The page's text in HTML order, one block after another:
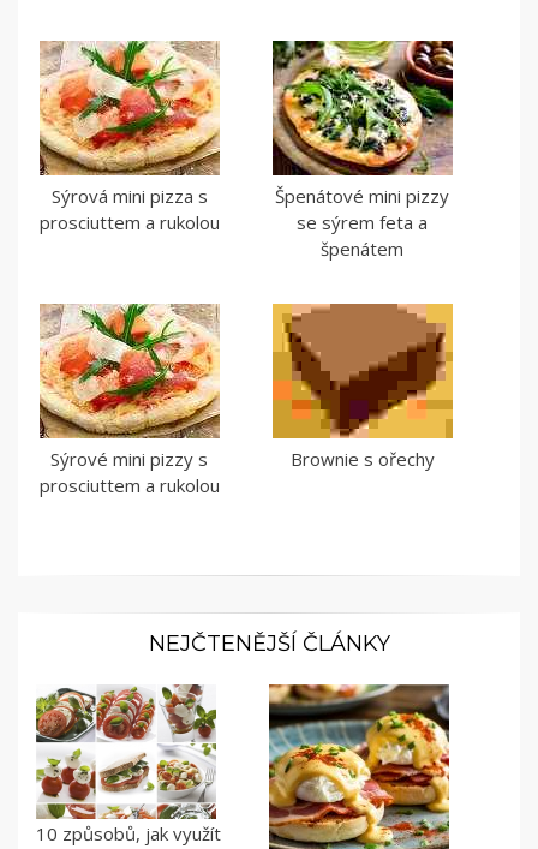
Sýrová mini pizza s
prosciuttem a rukolou
Špenátové mini pizzy
se sýrem feta a
špenátem
Sýrové mini pizzy s
prosciuttem a rukolou
Brownie s ořechy
NEJČTENĚJŠÍ ČLÁNKY
10 způsobů, jak využít